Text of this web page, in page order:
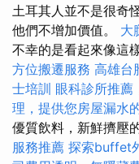
土耳其人並不是很奇
他們不增加價值。 大
不幸的是看起來像這
方位搬遷服務 高雄台
士培訓 眼科診所推薦
理，提供您房屋漏水
優質飲料，新鮮擠壓
服務推薦 探索buffet